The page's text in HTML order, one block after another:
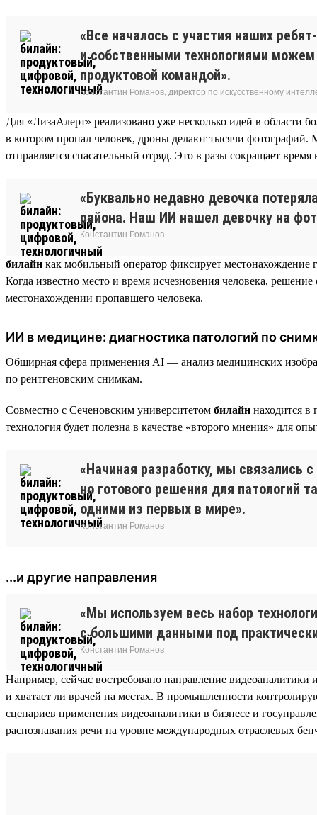
«Все началось с участия наших
и собственными технологиями можем
продуктовой командой».
Константин Романов, директор по искусственному
Для «ЛизаАлерт» реализовано уже несколько идей в
в котором пропал человек, дроны делают тысячи
отправляется спасательный отряд. Это в разы сокращает
«Буквально недавно девочка
района. Наш ИИ нашел девочку на
Константин Романов
билайн как мобильный оператор фиксирует
Когда известно место и время исчезновения человека,
местонахождении пропавшего человека.
ИИ в медицине: диагностика патологий по
Обширная сфера применения AI — анализ медицинских
по рентгеновским снимкам.
Совместно с Сеченовским университетом билайн находится в
технология будет полезна в качестве «второго мнения» для
«Начиная разработку, мы связались
но готового решения для патологий
одними из первых в мире».
Константин Романов
...и другие направления
«Мы используем весь набор
с большими данными под
Константин Романов
Например, сейчас востребовано направление
и хватает ли врачей на местах. В промышленности
сценариев применения видеоаналитики в бизнесе и
распознавания речи на уровне международных отраслевых